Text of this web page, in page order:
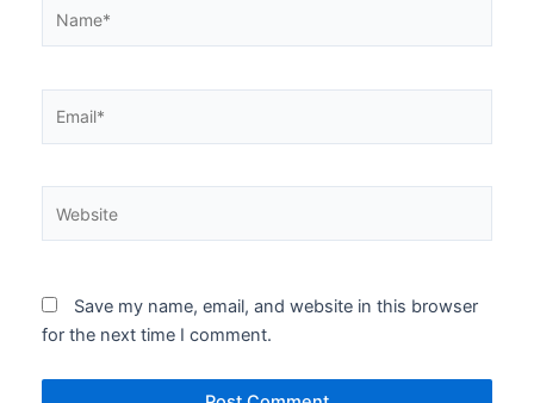
Save my name, email, and website in this browser
for the next time I comment.